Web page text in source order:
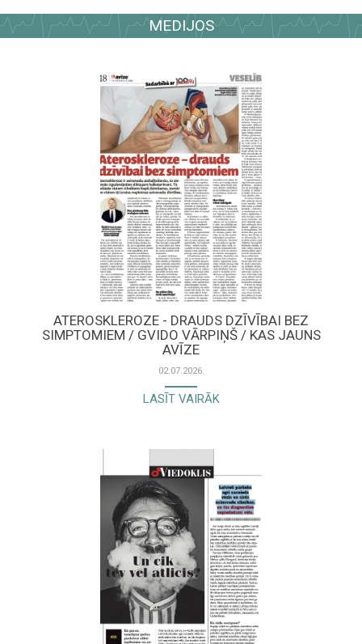
MEDIJOS
ATEROSKLEROZE - DRAUDS DZĪVĪBAI BEZ
SIMPTOMIEM / GVIDO VĀRPIŅŠ / KAS JAUNS
AVĪZE
02.07.2026.
LASĪT VAIRĀK